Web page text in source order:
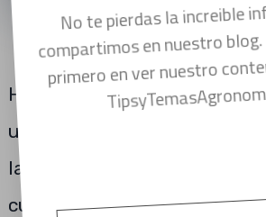
TIPOS DE EMISORES
POR GOTEO
Hay seis emisores
utilizan para sacar agua
lateral hasta la zona de las
cultivos.
No te pierdas la increible
compartimos en nuestro blog.
primero en ver nuestro